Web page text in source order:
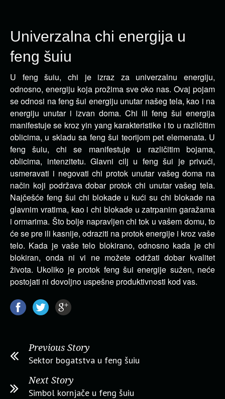
Univerzalna chi energija u
feng šuiu
U feng šuiu, chi je izraz za univerzalnu energiju,
odnosno, energiju koja prožima sve oko nas.Ovaj pojam
se odnosi na feng šui energiju unutar našeg tela, kao i na
energiju unutar i izvan doma. Chi ili feng šui energija
manifestuje se kroz yin yang karakteristike i to u različitim
oblicima, u skladu sa feng šui teorijom pet elemenata. U
feng šuiu, chi se manifestuje u različitim bojama,
oblicima, intenzitetu. Glavni cilj u feng šui je privući,
usmeravati i negovati chi protok unutar vašeg doma na
način koji podržava dobar protok chi unutar vašeg tela.
Najčešće feng šui chi blokade u kući su chi blokade na
glavnim vratima, kao i chi blokade u zatrpanim garažama
i ormarima. Što bolje napravljen chi tok u vašem domu, to
će se pre ili kasnije, odraziti na protok energije i kroz vaše
telo. Kada je vaše telo blokirano, odnosno kada je chi
blokiran, onda ni vi ne možete održati dobar kvalitet
života. Ukoliko je protok feng šui energije sužen, neće
postojati ni dovoljno uspešne produktivnosti kod vas.
Previous Story
Sektor bogatstva u feng šuiu
Next Story
Simbol kornjače u feng šuiu